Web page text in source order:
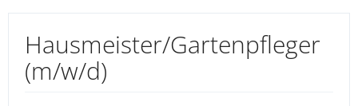
Hausmeister/Gartenpfleger
(m/w/d)